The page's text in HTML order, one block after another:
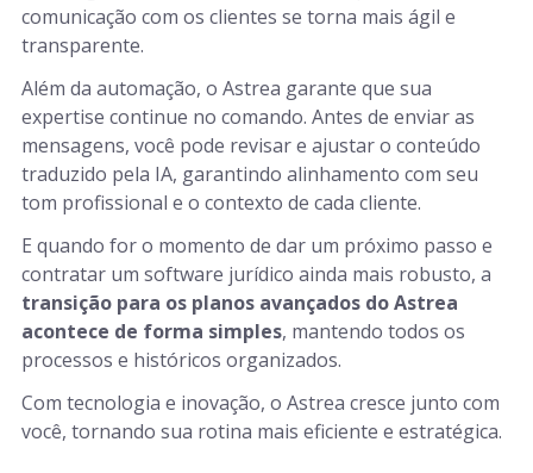
comunicação com os clientes se torna mais ágil e
transparente.
Além da automação, o Astrea garante que sua
expertise continue no comando. Antes de enviar as
mensagens, você pode revisar e ajustar o conteúdo
traduzido pela IA, garantindo alinhamento com seu
tom profissional e o contexto de cada cliente.
E quando for o momento de dar um próximo passo e
contratar um software jurídico ainda mais robusto, a
transição para os planos avançados do Astrea
acontece de forma simples, mantendo todos os
processos e históricos organizados.
Com tecnologia e inovação, o Astrea cresce junto com
você, tornando sua rotina mais eficiente e estratégica.